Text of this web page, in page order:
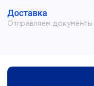
Доставка
Отправляем